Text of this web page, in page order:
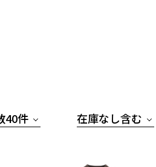
40件 在庫なし含む